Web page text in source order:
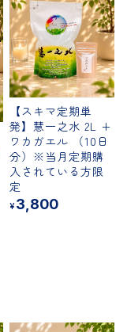
【スキマ定期単
発】慧一之水 2L +
ワカガエル （10日
分）※当月定期購
入されている方限
定
¥ 3,800